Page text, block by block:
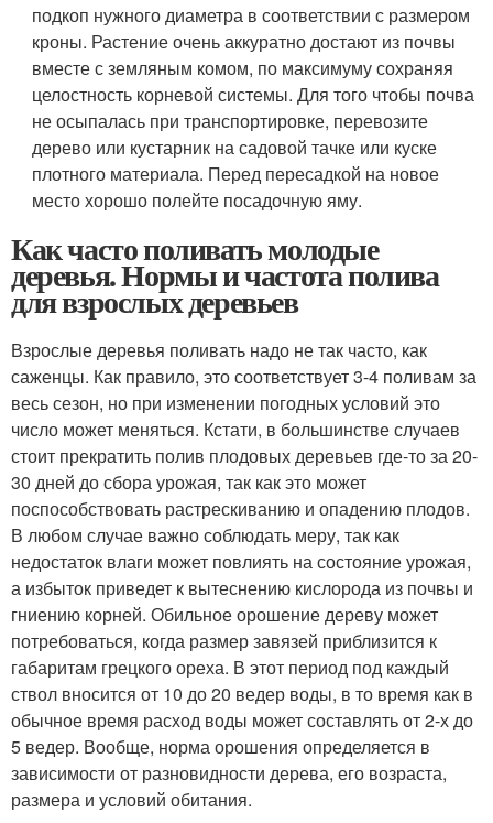
подкоп нужного диаметра в соответствии с размером
кроны. Растение очень аккуратно достают из почвы
вместе с земляным комом, по максимуму сохраняя
целостность корневой системы. Для того чтобы почва
не осыпалась при транспортировке, перевозите
дерево или кустарник на садовой тачке или куске
плотного материала. Перед пересадкой на новое
место хорошо полейте посадочную яму.
Как часто поливать молодые
деревья. Нормы и частота полива
для взрослых деревьев
Взрослые деревья поливать надо не так часто, как
саженцы. Как правило, это соответствует 3-4 поливам за
весь сезон, но при изменении погодных условий это
число может меняться. Кстати, в большинстве случаев
стоит прекратить полив плодовых деревьев где-то за 20-
30 дней до сбора урожая, так как это может
поспособствовать растрескиванию и опадению плодов.
В любом случае важно соблюдать меру, так как
недостаток влаги может повлиять на состояние урожая,
а избыток приведет к вытеснению кислорода из почвы и
гниению корней. Обильное орошение дереву может
потребоваться, когда размер завязей приблизится к
габаритам грецкого ореха. В этот период под каждый
ствол вносится от 10 до 20 ведер воды, в то время как в
обычное время расход воды может составлять от 2-х до
5 ведер. Вообще, норма орошения определяется в
зависимости от разновидности дерева, его возраста,
размера и условий обитания.